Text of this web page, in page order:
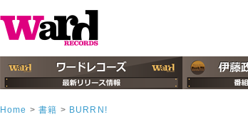
Home > 書籍 > BURRN!